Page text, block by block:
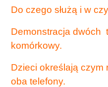
Do czego służą i w
Demonstracja dwóch
komórkowy.
Dzieci określają czym
oba telefony.